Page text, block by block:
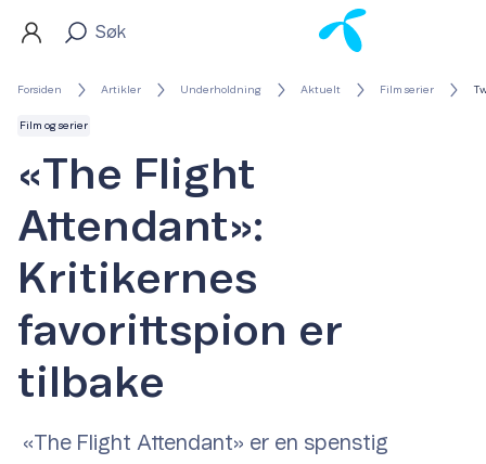
Forsiden Artikler Underholdning Aktuelt Film serier
Film og serier
«The Flight
Attendant»:
Kritikernes
favorittspion er
tilbake
«The Flight Attendant» er en spenstig